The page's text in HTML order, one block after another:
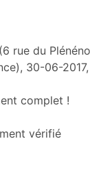
rue du
30-06-
complet !
vérifié